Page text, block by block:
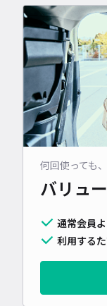
何回使っても
バリュ
通常会員
利用する